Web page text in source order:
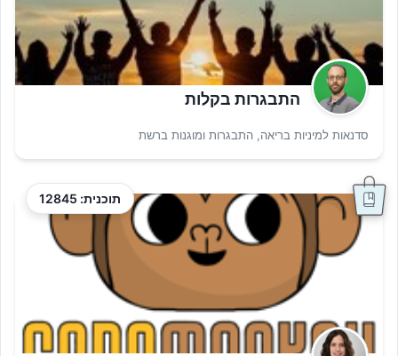
התבגרות בקלות
סדנאות למיניות בריאה, התבגרות ומוגנות ברשת
תוכנית: 12845